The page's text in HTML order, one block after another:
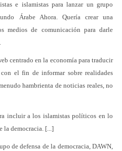
e islamistas para lanzar un grupo
Árabe Ahora. Quería crear una
medios de comunicación para darle
centrado en la economía para traducir
el fin de informar sobre realidades
hambrienta de noticias reales, no
incluir a los islamistas políticos en lo
la democracia. [...]
de defensa de la democracia, DAWN,